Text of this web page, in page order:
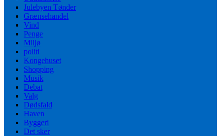
Julebyen Tønder
Grænsehandel
Vind
Penge
Miljø
politi
Kongehuset
Shopping
Musik
Debat
Valg
Dødsfald
Haven
Byggeri
Det sker